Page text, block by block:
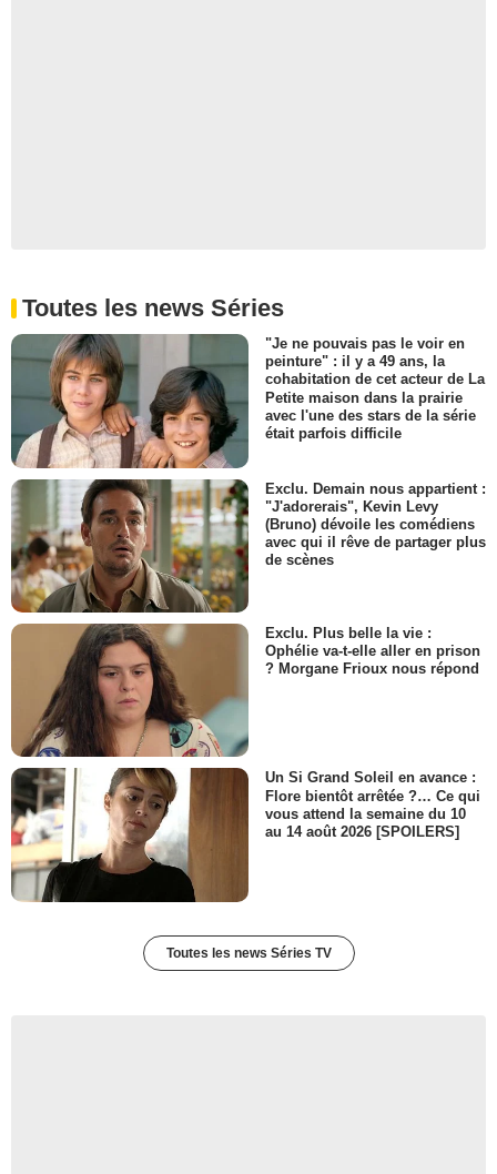
Toutes les news Séries
"Je ne pouvais pas le voir en
peinture" : il y a 49 ans, la
cohabitation de cet acteur de La
Petite maison dans la prairie
avec l'une des stars de la série
était parfois difficile
Exclu. Demain nous appartient :
"J'adorerais", Kevin Levy
(Bruno) dévoile les comédiens
avec qui il rêve de partager plus
de scènes
Exclu. Plus belle la vie :
Ophélie va-t-elle aller en prison
? Morgane Frioux nous répond
Un Si Grand Soleil en avance :
Flore bientôt arrêtée ?… Ce qui
vous attend la semaine du 10
au 14 août 2026 [SPOILERS]
Toutes les news Séries TV